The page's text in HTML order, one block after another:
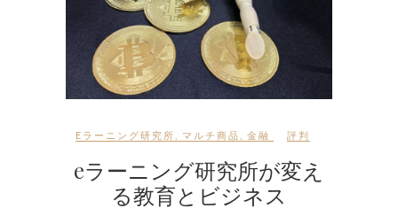
Eラーニング研究所 マルチ商品 金融 評判
eラーニング研究所が変え
る教育とビジネス